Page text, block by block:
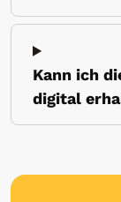
Kann ich
digital